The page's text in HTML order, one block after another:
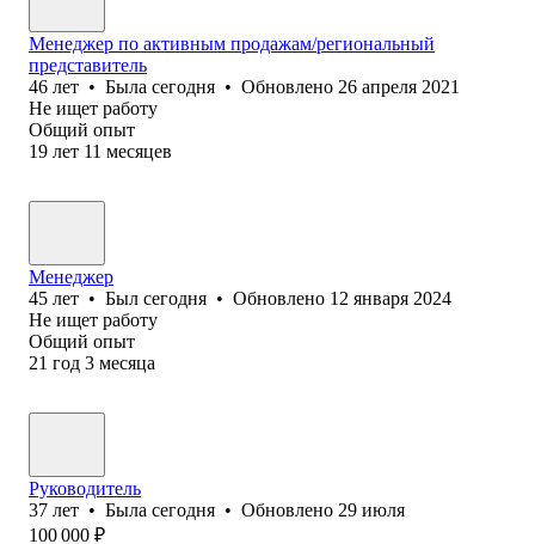
Менеджер по активным продажам/региональный
представитель
46 лет • Была сегодня • Обновлено 26 апреля 2021
Не ищет работу
Общий опыт
19 лет 11 месяцев
Менеджер
45 лет • Был сегодня • Обновлено 12 января 2024
Не ищет работу
Общий опыт
21 год 3 месяца
Руководитель
37 лет • Была сегодня • Обновлено 29 июля
100 000 ₽